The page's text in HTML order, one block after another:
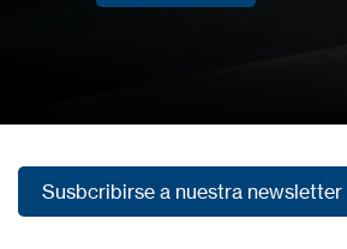
Susbcribirse a nuestra newsletter